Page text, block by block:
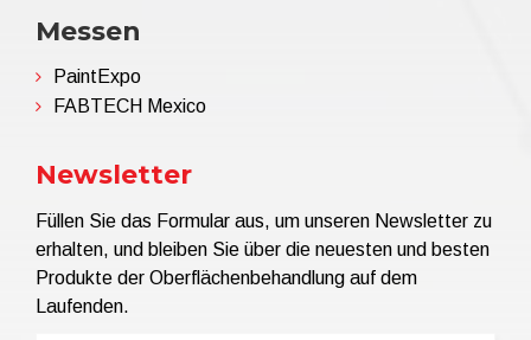
Messen
PaintExpo
FABTECH Mexico
Newsletter
Füllen Sie das Formular aus, um unseren Newsletter zu
erhalten, und bleiben Sie über die neuesten und besten
Produkte der Oberflächenbehandlung auf dem
Laufenden.